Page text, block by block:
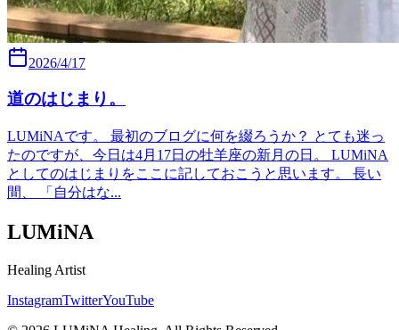
2026/4/17
道のはじまり。
LUMiNAです。 最初のブログに何を綴ろうか？ とても迷っ
たのですが、今日は4月17日の牡羊座の新月の日。 LUMiNA
としてのはじまりをここに記しておこうと思います。 長い
間、 「自分はな...
LUMiNA
Healing Artist
InstagramTwitterYouTube